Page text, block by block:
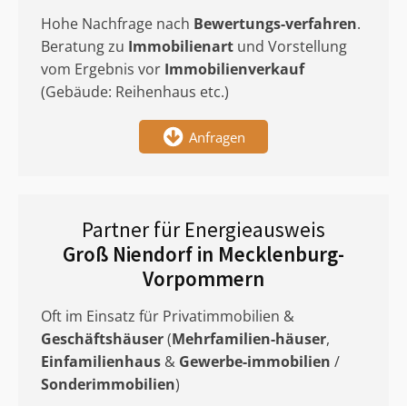
Hohe Nachfrage nach Bewertungs-verfahren.
Beratung zu Immobilienart und Vorstellung
vom Ergebnis vor Immobilienverkauf
(Gebäude: Reihenhaus etc.)
Anfragen
Partner für Energieausweis
Groß Niendorf in Mecklenburg-
Vorpommern
Oft im Einsatz für Privatimmobilien &
Geschäftshäuser(Mehrfamilien-häuser,
Einfamilienhaus & Gewerbe-immobilien /
Sonderimmobilien)